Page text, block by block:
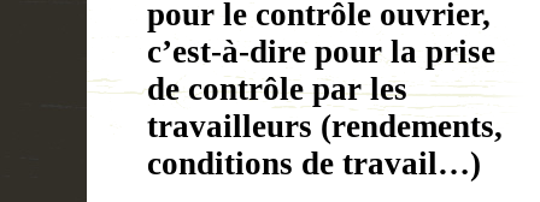
pour le contrôle ouvrier,
c’est-à-dire pour la prise
de contrôle par les
travailleurs (rendements,
conditions de travail…)